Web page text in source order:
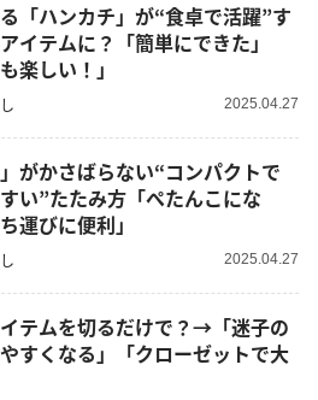
「ハンカチ」が“食卓で活躍”す
イテムに？「簡単にできた」
楽しい！」
2025.04.27
」がかさばらない“コンパクトで
い”たたみ方「ぺたんこにな
運びに便利」
2025.04.27
テムを切るだけで？→「迷子の
すくなる」「クローゼットで大